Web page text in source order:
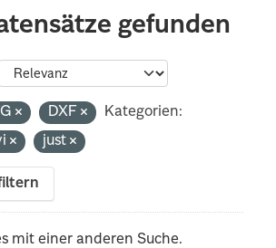
gefunden
DXF
Kategorien:
just
mit einer anderen Suche.